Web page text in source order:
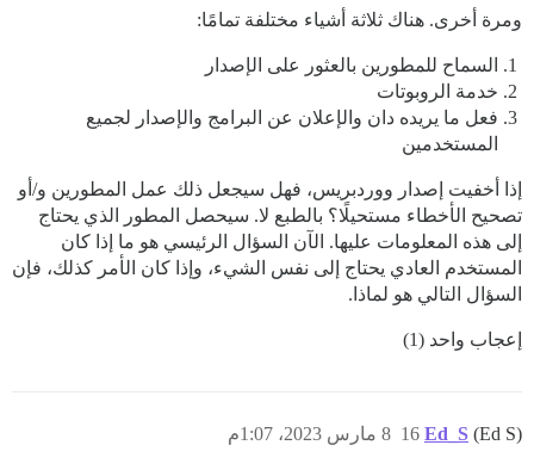
ومرة أخرى. هناك ثلاثة أشياء مختلفة تمامًا:
السماح للمطورين بالعثور على الإصدار
خدمة الروبوتات
فعل ما يريده دان والإعلان عن البرامج والإصدار لجميع
المستخدمين
إذا أخفيت إصدار ووردبريس، فهل سيجعل ذلك عمل المطورين و/أو
تصحيح الأخطاء مستحيلًا؟ بالطبع لا. سيحصل المطور الذي يحتاج
إلى هذه المعلومات عليها. الآن السؤال الرئيسي هو ما إذا كان
المستخدم العادي يحتاج إلى نفس الشيء، وإذا كان الأمر كذلك، فإن
السؤال التالي هو لماذا.
إعجاب واحد (1)
Ed_S (Ed S) 8 مارس 2023، 1:07م 16